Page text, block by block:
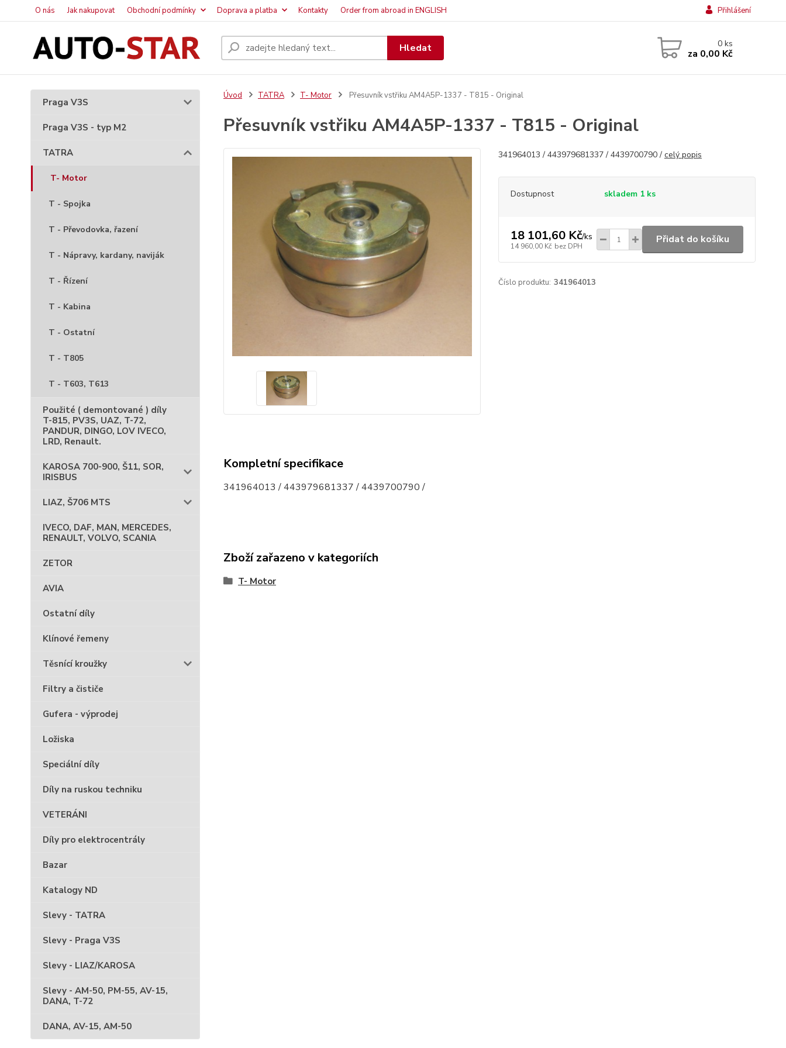
O nás Jak nakupovat Obchodní podmínky Doprava a platba Kontakty Order from abroad in ENGLISH Přihlášení
Hledat 0ks
za 0,00 Kč
Praga V3S
Praga V3S - typ M2
TATRA
T- Motor
T - Spojka
T - Převodovka, řazení
T - Nápravy, kardany, naviják
T - Řízení
T - Kabina
T - Ostatní
T - T805
T - T603, T613
Použité ( demontované ) díly
T-815, PV3S, UAZ, T-72,
PANDUR, DINGO, LOV IVECO,
LRD, Renault.
KAROSA 700-900, Š11, SOR,
IRISBUS
LIAZ, Š706 MTS
IVECO, DAF, MAN, MERCEDES,
RENAULT, VOLVO, SCANIA
ZETOR
AVIA
Ostatní díly
Klínové řemeny
Těsnící kroužky
Filtry a čističe
Gufera - výprodej
Ložiska
Speciální díly
Díly na ruskou techniku
VETERÁNI
Díly pro elektrocentrály
Bazar
Katalogy ND
Slevy - TATRA
Slevy - Praga V3S
Slevy - LIAZ/KAROSA
Slevy - AM-50, PM-55, AV-15,
DANA, T-72
DANA, AV-15, AM-50
Úvod TATRA T- Motor Přesuvník vstřiku AM4A5P-1337 - T815 - Original
Přesuvník vstřiku AM4A5P-1337 - T815 - Original
341964013 / 443979681337 / 4439700790 / celý popis
Dostupnost skladem 1 ks
18 101,60 Kč/ks
14 960,00 Kč bez DPH
Přidat do košíku
Číslo produktu: 341964013
Kompletní specifikace
341964013 / 443979681337 / 4439700790 /
Zboží zařazeno v kategoriích
T- Motor